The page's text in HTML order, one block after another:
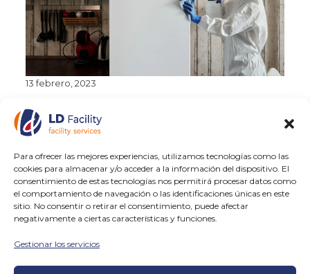
Para ofrecer las mejores experiencias, utilizamos tecnologías como las
cookies para almacenar y/o acceder a la información del dispositivo. El
consentimiento de estas tecnologías nos permitirá procesar datos como
el comportamiento de navegación o las identificaciones únicas en este
sitio. No consentir o retirar el consentimiento, puede afectar
negativamente a ciertas características y funciones.
Gestionar los servicios
13 febrero, 2023
La limpieza profunda de cocinas
industriales La limpieza profunda de
cocinas industriales es un aspecto
alimentaria y la higiene en la industria
culinaria. Una...